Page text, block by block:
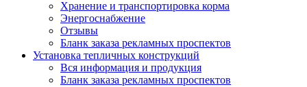
Хранение и транспортировка корма
Энергоснабжение
Отзывы
Бланк заказа рекламных проспектов
Установка тепличных конструкций
Вся информация и продукция
Бланк заказа рекламных проспектов